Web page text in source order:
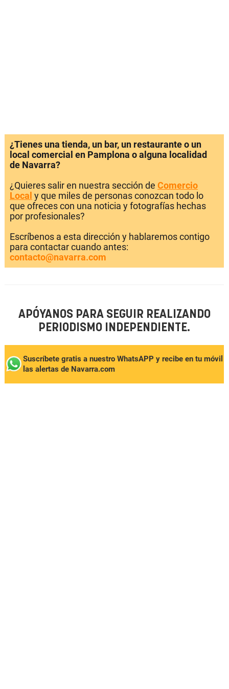
¿Tienes una tienda, un bar, un restaurante o un
local comercial en Pamplona o alguna localidad
de Navarra?
¿Quieres salir en nuestra sección de Comercio
Local y que miles de personas conozcan todo lo
que ofreces con una noticia y fotografías hechas
por profesionales?
Escríbenos a esta dirección y hablaremos contigo
para contactar cuando antes:
contacto@navarra.com
APÓYANOS PARA SEGUIR REALIZANDO
PERIODISMO INDEPENDIENTE.
Suscríbete gratis a nuestro WhatsAPP y recibe en tu móvil
las alertas de Navarra.com